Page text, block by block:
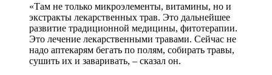
«Там не только микроэлементы, витамины, но и
экстракты лекарственных трав. Это дальнейшее
развитие традиционной медицины, фитотерапии.
Это лечение лекарственными травами. Сейчас не
надо аптекарям бегать по полям, собирать травы,
сушить их и заваривать, – сказал он.